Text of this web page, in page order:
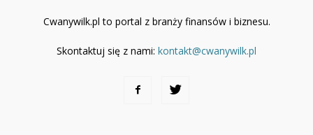
Cwanywilk.pl to portal z branży finansów i biznesu.
Skontaktuj się z nami: kontakt@cwanywilk.pl